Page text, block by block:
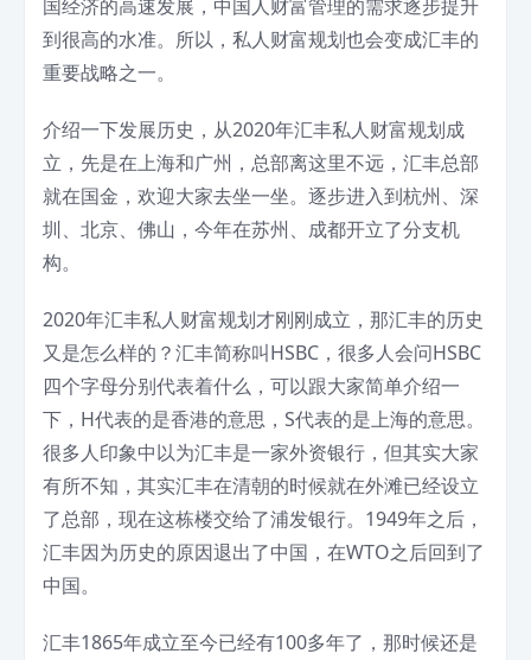
国经济的高速发展，中国人财富管理的需求逐步提升
到很高的水准。所以，私人财富规划也会变成汇丰的
重要战略之一。
介绍一下发展历史，从2020年汇丰私人财富规划成
立，先是在上海和广州，总部离这里不远，汇丰总部
就在国金，欢迎大家去坐一坐。逐步进入到杭州、深
圳、北京、佛山，今年在苏州、成都开立了分支机
构。
2020年汇丰私人财富规划才刚刚成立，那汇丰的历史
又是怎么样的？汇丰简称叫HSBC，很多人会问HSBC
四个字母分别代表着什么，可以跟大家简单介绍一
下，H代表的是香港的意思，S代表的是上海的意思。
很多人印象中以为汇丰是一家外资银行，但其实大家
有所不知，其实汇丰在清朝的时候就在外滩已经设立
了总部，现在这栋楼交给了浦发银行。1949年之后，
汇丰因为历史的原因退出了中国，在WTO之后回到了
中国。
汇丰1865年成立至今已经有100多年了，那时候还是